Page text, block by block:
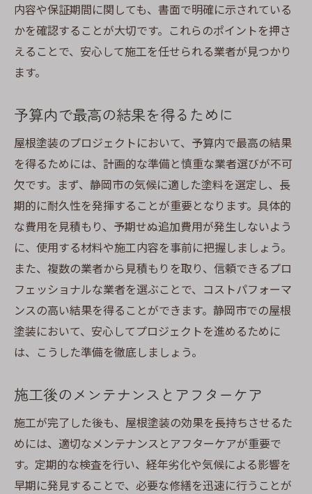
内容や保証期間に関しても、書面で明確に示されている
かを確認することが大切です。これらのポイントを押さ
えることで、安心して施工を任せられる業者が見つかり
ます。
予算内で最高の結果を得るために
屋根塗装のプロジェクトにおいて、予算内で最高の結果
を得るためには、計画的な準備と慎重な業者選びが不可
欠です。まず、静岡市の気候に適した塗料を選定し、長
期的に耐久性を発揮することが重要となります。具体的
な費用を見積もり、予期せぬ追加費用が発生しないよう
に、使用する材料や施工内容を事前に把握しましょう。
また、複数の業者から見積もりを取り、信頼できるプロ
フェッショナルな業者を選ぶことで、コストパフォーマ
ンスの高い結果を得ることができます。静岡市での屋根
塗装において、安心してプロジェクトを進めるために
は、こうした準備を徹底しましょう。
施工後のメンテナンスとアフターケア
施工が完了した後も、屋根塗装の効果を長持ちさせるた
めには、適切なメンテナンスとアフターケアが重要で
す。定期的な検査を行い、経年劣化や気候による影響を
早期に発見することで、必要な修繕を迅速に行うことが